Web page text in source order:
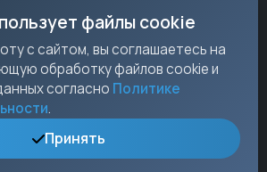
файлы cookie
с сайтом, вы соглашаетесь на
обработку файлов cookie и
согласно Политике
.
Принять